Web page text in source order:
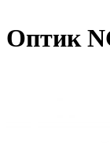
Оптик